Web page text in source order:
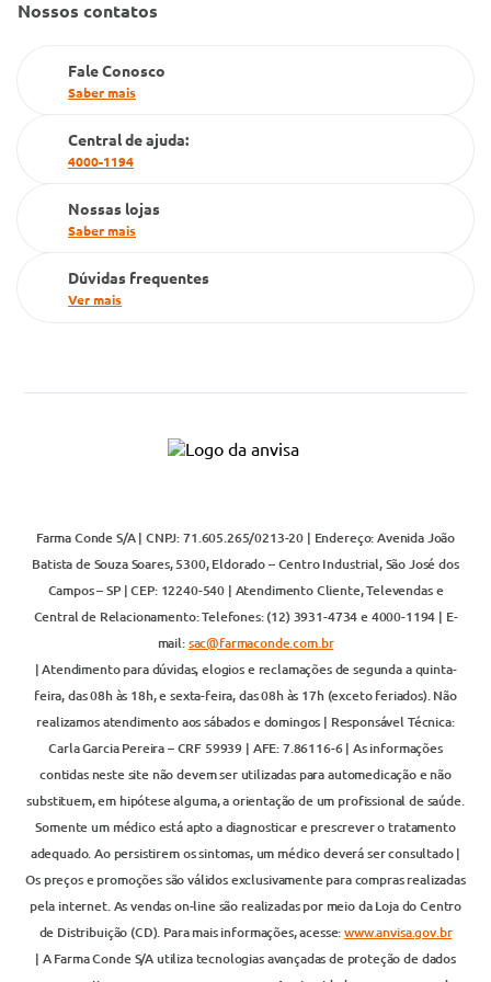
Farmacia popular
Cartão Grupo Conde
Televendas
Nossos contatos
Fale Conosco
Saber mais
Central de ajuda:
4000-1194
Nossas lojas
Saber mais
Dúvidas frequentes
Ver mais
Farma Conde S/A | CNPJ: 71.605.265/0213-20 | Endereço: Avenida João
Batista de Souza Soares, 5300, Eldorado – Centro Industrial, São José dos
Campos – SP | CEP: 12240-540 | Atendimento Cliente, Televendas e
Central de Relacionamento: Telefones: (12) 3931-4734 e 4000-1194 | E-
mail:sac@farmaconde.com.br
| Atendimento para dúvidas, elogios e reclamações de segunda a quinta-
feira, das 08h às 18h, e sexta-feira, das 08h às 17h (exceto feriados). Não
realizamos atendimento aos sábados e domingos | Responsável Técnica:
Carla Garcia Pereira – CRF 59939 | AFE: 7.86116-6 | As informações
contidas neste site não devem ser utilizadas para automedicação e não
substituem, em hipótese alguma, a orientação de um profissional de saúde.
Somente um médico está apto a diagnosticar e prescrever o tratamento
adequado. Ao persistirem os sintomas, um médico deverá ser consultado |
Os preços e promoções são válidos exclusivamente para compras realizadas
pela internet. As vendas on-line são realizadas por meio da Loja do Centro
de Distribuição (CD). Para mais informações, acesse:www.anvisa.gov.br
| A Farma Conde S/A utiliza tecnologias avançadas de proteção de dados